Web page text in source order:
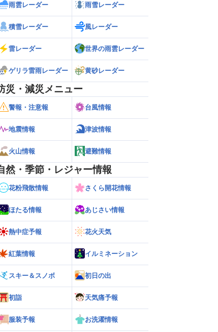
雨雲レーダー 雨雪レーダー
積雪レーダー 風レーダー
雷レーダー 世界の雨雲レーダー
ゲリラ雷雨レーダー 黄砂レーダー
災・減災メニュー
警報・注意報 台風情報
地震情報 津波情報
火山情報 避難情報
然・季節・レジャー情報
花粉飛散情報 さくら開花情報
ほたる情報 あじさい情報
熱中症予報 花火天気
紅葉情報 イルミネーション
スキー＆スノボ 初日の出
初詣 天気痛予報
服装予報 お洗濯情報